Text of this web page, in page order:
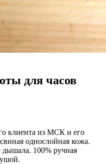
для часов
клиента из МСК и его
однослойная кожа.
дышала. 100% ручная